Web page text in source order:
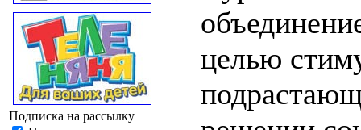
Подписка на рассылку
целью